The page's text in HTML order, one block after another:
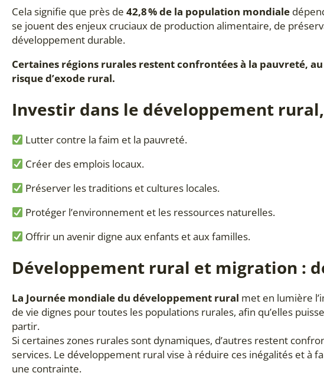
Cela signifie que près de 42,8 % de la population mondiale
se jouent des enjeux cruciaux de production alimentaire, de
développement durable.
Certaines régions rurales restent confrontées à la pauvreté,
risque d’exode rural.
Investir dans le développement rural,
Lutter contre la faim et la pauvreté.
Créer des emplois locaux.
Préserver les traditions et cultures locales.
Protéger l’environnement et les ressources naturelles.
Offrir un avenir digne aux enfants et aux familles.
Développement rural et migration :
La Journée mondiale du développement rural met en lumière
de vie dignes pour toutes les populations rurales, afin qu’elles
partir.
Si certaines zones rurales sont dynamiques, d’autres restent
services. Le développement rural vise à réduire ces inégalités et à
une contrainte.